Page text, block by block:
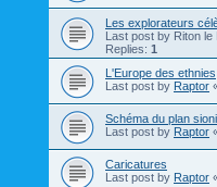
Les explorateurs
Last post by Riton le
Replies: 1
L'Europe des ethnies
Last post by Raptor
Schéma du plan
Last post by Raptor
Caricatures
Last post by Raptor